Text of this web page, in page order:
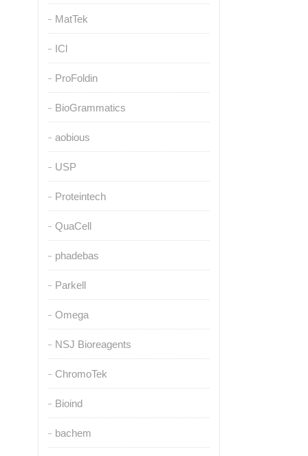
MatTek
ICl
ProFoldin
BioGrammatics
aobious
USP
Proteintech
QuaCell
phadebas
Parkell
Omega
NSJ Bioreagents
ChromoTek
Bioind
bachem